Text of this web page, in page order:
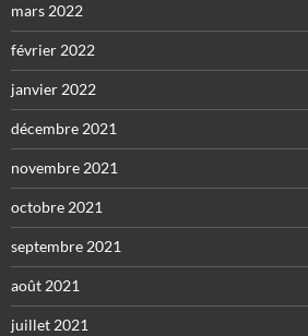
mars 2022
février 2022
janvier 2022
décembre 2021
novembre 2021
octobre 2021
septembre 2021
août 2021
juillet 2021